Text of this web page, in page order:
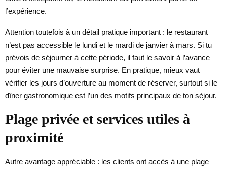
l’expérience.
Attention toutefois à un détail pratique important : le restaurant
n’est pas accessible le lundi et le mardi de janvier à mars. Si tu
prévois de séjourner à cette période, il faut le savoir à l’avance
pour éviter une mauvaise surprise. En pratique, mieux vaut
vérifier les jours d’ouverture au moment de réserver, surtout si le
dîner gastronomique est l’un des motifs principaux de ton séjour.
Plage privée et services utiles à
proximité
Autre avantage appréciable : les clients ont accès à une plage